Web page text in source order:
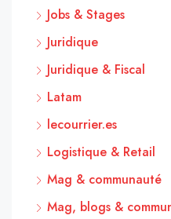
Jobs & Stages
Juridique
Juridique & Fiscal
Latam
lecourrier.es
Logistique & Retail
Mag & communauté
Mag, blogs &